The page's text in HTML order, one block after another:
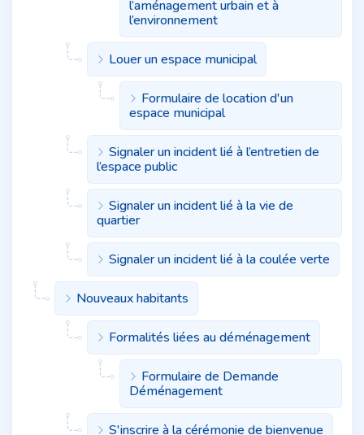
l’aménagement urbain et à
l’environnement
Louer un espace municipal
Formulaire de location d'un
espace municipal
Signaler un incident lié à l’entretien de
l’espace public
Signaler un incident lié à la vie de
quartier
Signaler un incident lié à la coulée verte
Nouveaux habitants
Formalités liées au déménagement
Formulaire de Demande
Déménagement
S'inscrire à la cérémonie de bienvenue